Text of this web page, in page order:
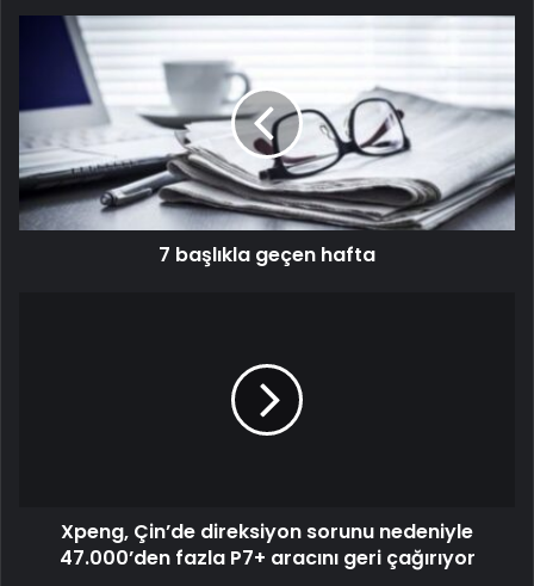
7 başlıkla geçen hafta
Xpeng, Çin’de direksiyon sorunu nedeniyle
47.000’den fazla P7+ aracını geri çağırıyor